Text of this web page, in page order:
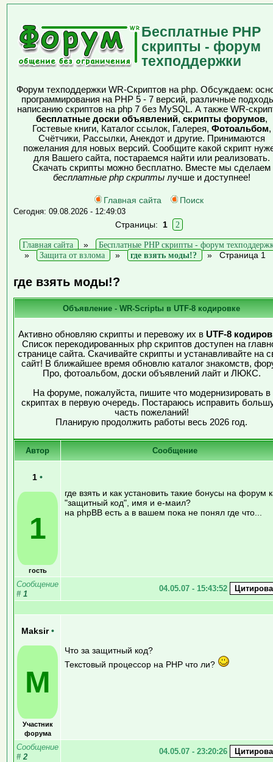
Бесплатные PHP
скрипты - форум
техподдержки
Форум техподдержки WR-Скриптов на php. Обсуждаем:
программирования на PHP 5 - 7 версий, различные
написанию скриптов на php 7 без MySQL. А также WR-
бесплатные доски объявлений, скрипты форумов,
Гостевые книги, Каталог ссылок, Галерея, Фотоальбом,
Счётчики, Рассылки, Анекдот и другие. Принимаются
пожелания для новых версий. Сообщите какой скрипт
для Вашего сайта, постараемся найти или реализовать.
Скачать скрипты можно бесплатно. Вместе мы сделаем
бесплатные php скриптылучше и доступнее!
Главная сайта Поиск
Сегодня: 09.08.2026 - 12:49:03
Страницы: 1 2
Главная сайта »
Бесплатные PHP скрипты - форум
»
Защита от взлома » где взять моды!? » Страница 1
где взять моды!?
Объявление - WR-Scriptы в UTF-8 кодировке
Активно обновляю скрипты и перевожу их в UTF-8
Список перекодированных php скриптов доступен на
странице сайта. Скачивайте скрипты и устанавливайте на
сайт! В ближайшее время обновлю каталог знакомств,
Про, фотоальбом, доски объявлений лайт и ЛЮКС.
На форуме, пожалуйста, пишите что модернизировать в
скриптах в первую очередь. Постараюсь исправить
часть пожеланий!
Планирую продолжить работы весь 2026 год.
Автор Сообщение
1 •
1
гость
где взять и как установить такие бонусы на форум
"защитный код", имя и е-маил?
на phpBB есть а в вашем пока не понял где что...
Сообщение
# 1
04.05.07 - 15:43:52
Maksir •
M
Участник
форума
Что за защитный код?
Текстовый процессор на PHP что ли?
Сообщение
# 2
04.05.07 - 23:20:26